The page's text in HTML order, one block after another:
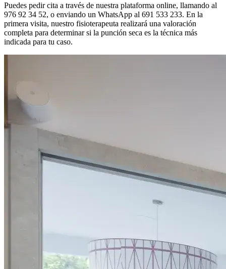
Puedes pedir cita a través de nuestra plataforma online, llamando al
976 92 34 52, o enviando un WhatsApp al 691 533 233. En la
primera visita, nuestro fisioterapeuta realizará una valoración
completa para determinar si la punción seca es la técnica más
indicada para tu caso.